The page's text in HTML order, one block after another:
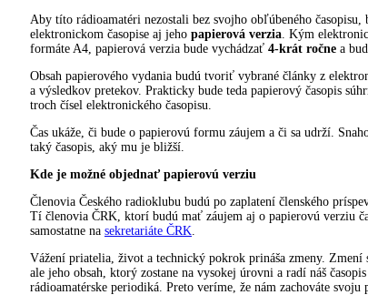
Aby títo rádioamatéri nezostali bez svojho obľúbeného
elektronickom časopise aj jeho papierová verzia. Kým
formáte A4, papierová verzia bude vychádzať 4-krát ročne a
Obsah papierového vydania budú tvoriť vybrané články z
a výsledkov pretekov. Prakticky bude teda papierový časopis
troch čísel elektronického časopisu.
Čas ukáže, či bude o papierovú formu záujem a či sa udrží.
taký časopis, aký mu je bližší.
Kde je možné objednať papierovú verziu
Členovia Českého radioklubu budú po zaplatení členského
Tí členovia ČRK, ktorí budú mať záujem aj o papierovú verziu
samostatne na sekretariáte ČRK.
Vážení priatelia, život a technický pokrok prináša zmeny. Zmení
ale jeho obsah, ktorý zostane na vysokej úrovni a radí náš
rádioamatérske periodiká. Preto veríme, že nám zachováte svoju